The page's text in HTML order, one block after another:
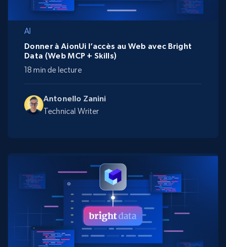
AI
Antonello Zanini
Technical Writer
Donner à AionUi l’accès au Web avec Bright
Data (Web MCP + Skills)
18 min de lecture